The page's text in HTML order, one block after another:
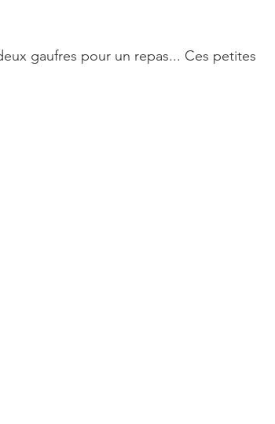
gaufres pour un repas... Ces petites